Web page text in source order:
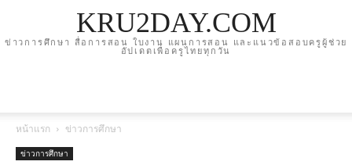
KRU2DAY.COM
ข่าวการศึกษา สื่อการสอน ใบงาน แผนการสอน และแนวข้อสอบครูผู้ช่วย
อัปเดตเพื่อครูไทยทุกวัน
หน้าแรก ข่าวการศึกษา
ข่าวการศึกษา